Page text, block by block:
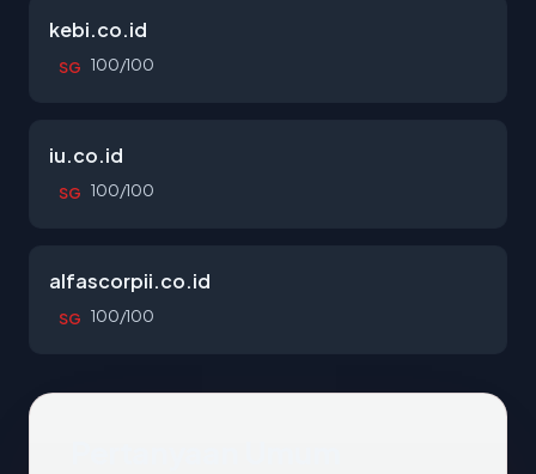
kebi.co.id
SG 100/100
iu.co.id
SG 100/100
alfascorpii.co.id
SG 100/100